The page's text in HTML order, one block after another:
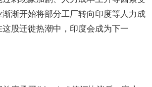
渐开始将部分工厂转向印度等人力成
股迁徙热潮中，印度会成为下一